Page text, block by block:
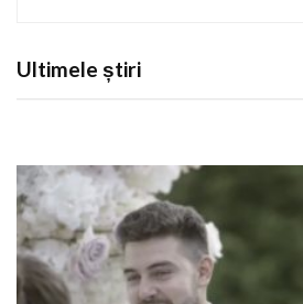
Ultimele știri